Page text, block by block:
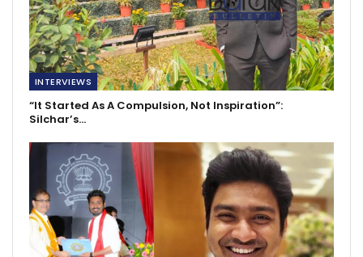
INTERVIEWS
“It Started As A Compulsion, Not Inspiration”:
Silchar’s…